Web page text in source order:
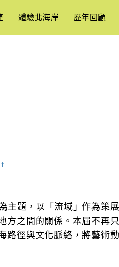
體驗北海岸 歷年回顧
主題，以「流域」作為策展
方之間的關係。本屆不再只
路徑與文化脈絡，將藝術動